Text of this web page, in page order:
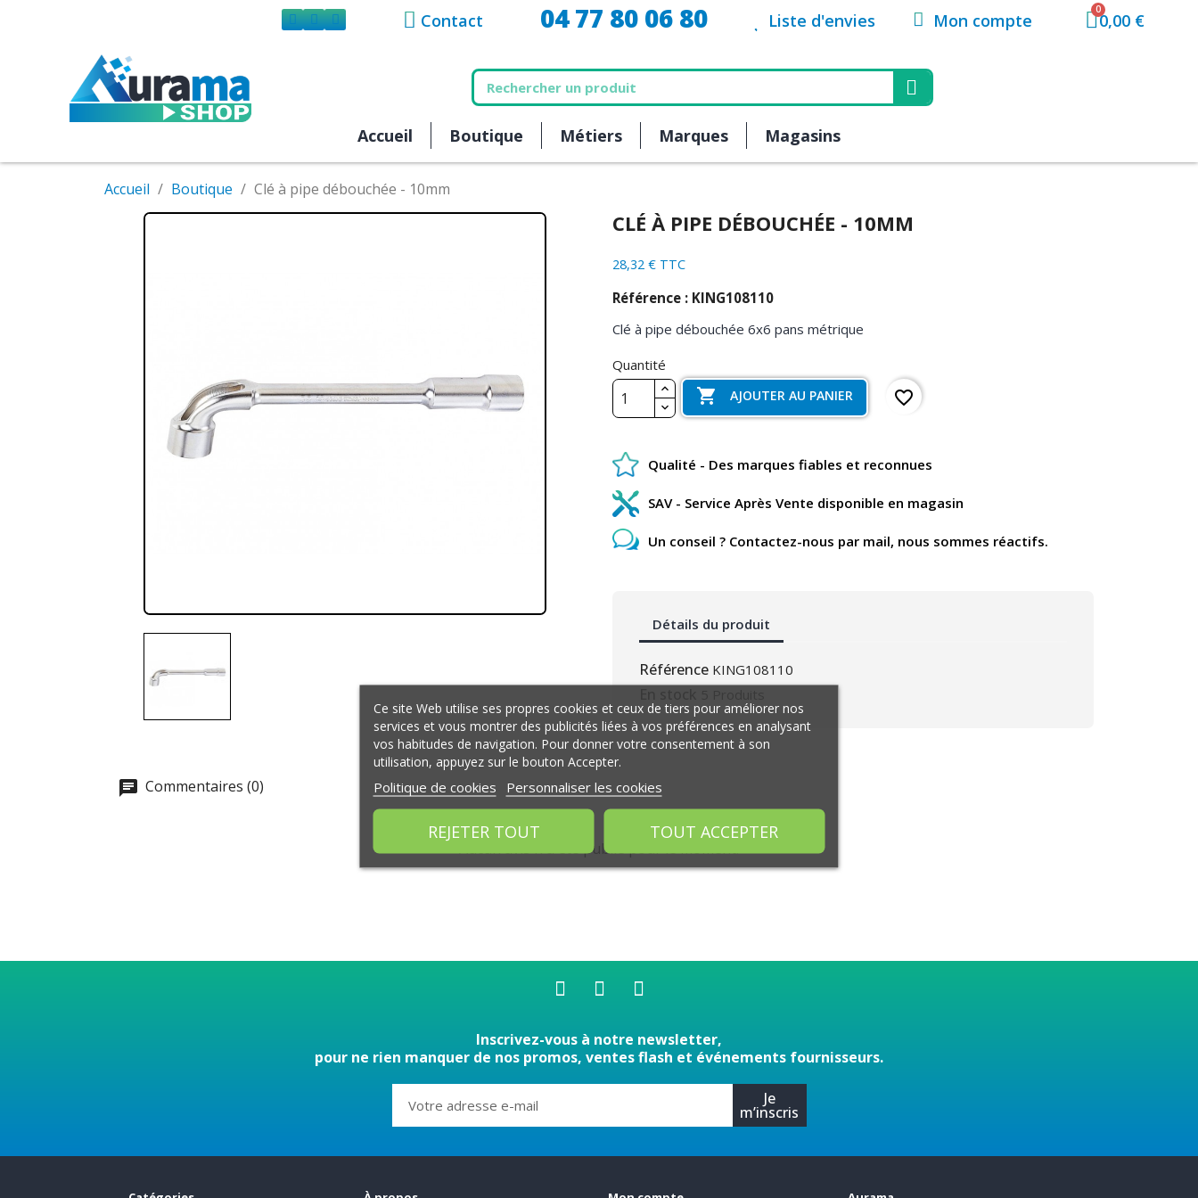
Contact 04 77 80 06 80 Liste d'envies Mon compte 0,00 €
Accueil Boutique Métiers Marques Magasins
Accueil Boutique Clé à pipe débouchée - 10mm
CLÉ À PIPE DÉBOUCHÉE - 10MM
28,32 € TTC
Référence : KING108110
Clé à pipe débouchée 6x6 pans métrique
Quantité
 AJOUTER AU PANIER favorite_border
Qualité - Des marques fiables et reconnues
SAV - Service Après Vente disponible en magasin
Un conseil ? Contactez-nous par mail, nous sommes réactifs.
Détails du produit
Référence KING108110
Commentaires (0)
Aucun avis n'a été publié pour le moment.
Inscrivez-vous à notre newsletter,
pour ne rien manquer de nos promos, ventes flash et événements fournisseurs.
Je
m’inscris
Ce site Web utilise ses propres cookies et ceux de tiers pour améliorer nos
services et vous montrer des publicités liées à vos préférences en analysant
vos habitudes de navigation. Pour donner votre consentement à son
utilisation, appuyez sur le bouton Accepter.
Politique de cookies Personnaliser les cookies
REJETER TOUT TOUT ACCEPTER